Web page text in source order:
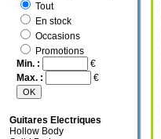
Tout
En stock
Occasions
Promotions
Min. :
€
Max. :
€
Guitares Electriques
Hollow Body